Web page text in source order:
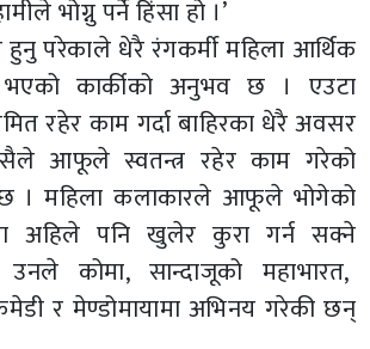
भोग्नु पर्ने हिंसा हो ।’
हुनु परेकाले धेरै रंगकर्मी महिला आर्थिक
कार्कीको अनुभव छ । एउटा
रहेर काम गर्दा बाहिरका धेरै अवसर
आफूले स्वतन्त्र रहेर काम गरेको
छ । महिला कलाकारले आफूले भोगेको
अहिले पनि खुलेर कुरा गर्न सक्ने
कोमा, सान्दाजूको महाभारत,
र मेण्डोमायामा अभिनय गरेकी छन्